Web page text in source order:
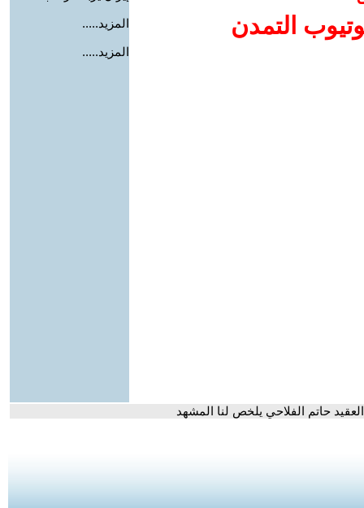
التمدن
المزيد.....
المزيد.....
حاتم الفلاحي يلخص لنا المشهد